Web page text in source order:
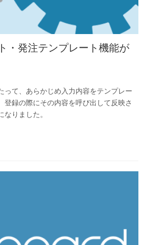
・発注テンプレート機能が
って、あらかじめ入力内容をテンプレー
登録の際にその内容を呼び出して反映さ
りました。